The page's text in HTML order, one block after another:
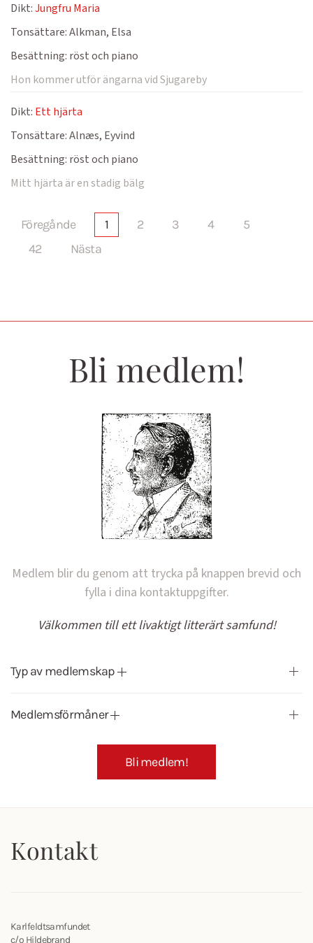
Dikt:Jungfru Maria
Tonsättare:Alkman, Elsa
Besättning: röst och piano
Hon kommer utför ängarna vid Sjugareby
Dikt: Ett hjärta
Tonsättare:Alnæs, Eyvind
Besättning: röst och piano
Mitt hjärta är en stadig bälg
Föregånde 1 2 3 4
5
42
Nästa
Bli medlem!
Medlem blir du genom att trycka på knappen brevid och
fylla i dina kontaktuppgifter.
Välkommen till ett livaktigt litterärt samfund!
Typ av medlemskap
Medlemsförmåner
Bli medlem!
Kontakt
Karlfeldtsamfundet
c/o Hildebrand